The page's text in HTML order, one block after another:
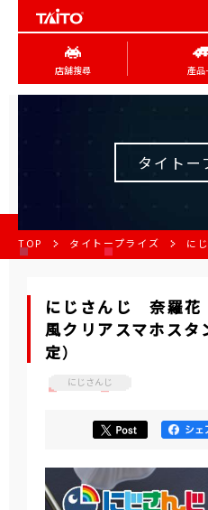
店舖搜尋 產品
タイトー
TOP タイトープライズ に
にじさんじ 奈羅
風クリアスマホスタ
定）
にじさんじ